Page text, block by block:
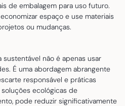
de embalagem para uso futuro.
espaço e use materiais
ou mudanças.
sustentável não é apenas usar
É uma abordagem abrangente
responsável e práticas
ecológicas de
pode reduzir significativamente